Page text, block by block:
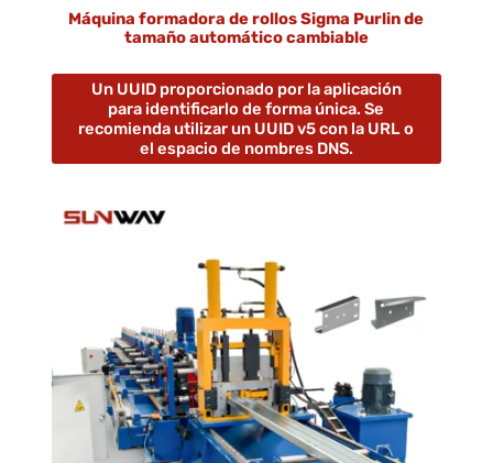
Máquina formadora de rollos Sigma Purlin de
tamaño automático cambiable
Un UUID proporcionado por la aplicación
para identificarlo de forma única. Se
recomienda utilizar un UUID v5 con la URL o
el espacio de nombres DNS.